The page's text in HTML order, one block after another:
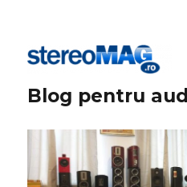
Blog pentru